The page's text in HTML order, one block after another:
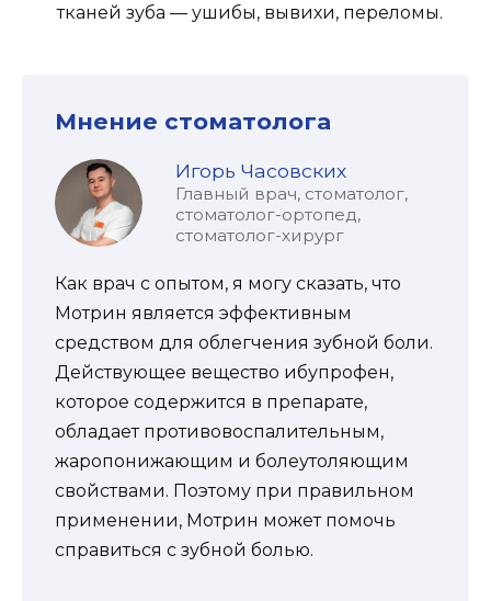
тканей зуба — ушибы, вывихи, переломы.
Мнение стоматолога
Игорь Часовских
Главный врач, стоматолог,
стоматолог-ортопед,
стоматолог-хирург
Как врач с опытом, я могу сказать, что
Мотрин является эффективным
средством для облегчения зубной боли.
Действующее вещество ибупрофен,
которое содержится в препарате,
обладает противовоспалительным,
жаропонижающим и болеутоляющим
свойствами. Поэтому при правильном
применении, Мотрин может помочь
справиться с зубной болью.